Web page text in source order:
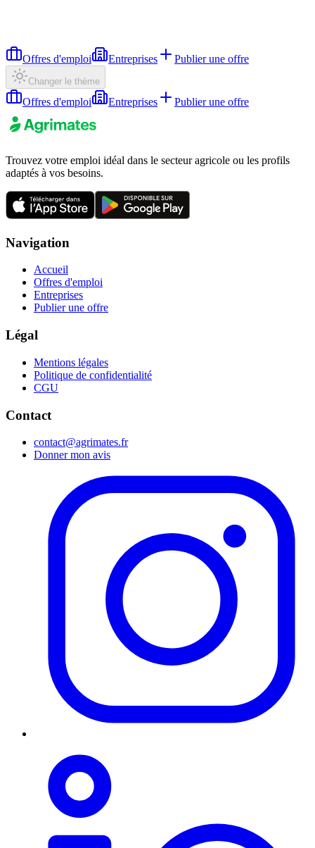
Offres d'emploi Entreprises Publier une offre
Changer le thème
Offres d'emploi Entreprises Publier une offre
Trouvez votre emploi idéal dans le secteur agricole ou les profils
adaptés à vos besoins.
Navigation
Accueil
Offres d'emploi
Entreprises
Publier une offre
Légal
Mentions légales
Politique de confidentialité
CGU
Contact
contact@agrimates.fr
Donner mon avis